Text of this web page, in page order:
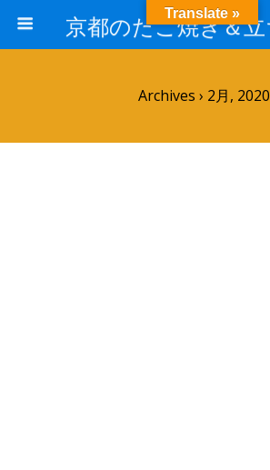
Archives › 2月, 2020
Translate »